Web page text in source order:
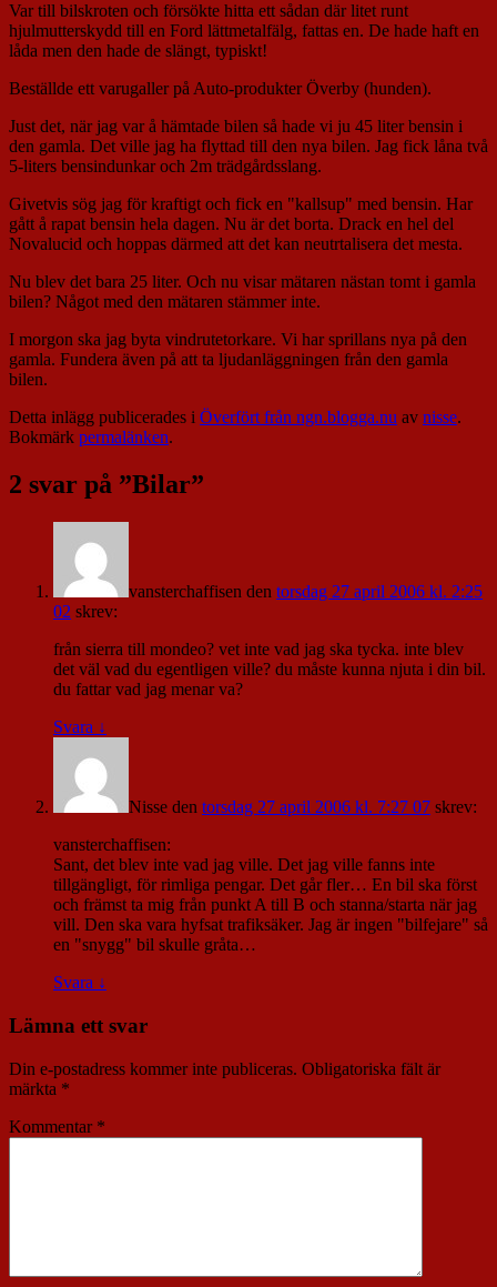
Var till bilskroten och försökte hitta ett sådan där litet runt
hjulmutterskydd till en Ford lättmetalfälg, fattas en. De hade haft en
låda men den hade de slängt, typiskt!
Beställde ett varugaller på Auto-produkter Överby (hunden).
Just det, när jag var å hämtade bilen så hade vi ju 45 liter bensin i
den gamla. Det ville jag ha flyttad till den nya bilen. Jag fick låna två
5-liters bensindunkar och 2m trädgårdsslang.
Givetvis sög jag för kraftigt och fick en "kallsup" med bensin. Har
gått å rapat bensin hela dagen. Nu är det borta. Drack en hel del
Novalucid och hoppas därmed att det kan neutrtalisera det mesta.
Nu blev det bara 25 liter. Och nu visar mätaren nästan tomt i gamla
bilen? Något med den mätaren stämmer inte.
I morgon ska jag byta vindrutetorkare. Vi har sprillans nya på den
gamla. Fundera även på att ta ljudanläggningen från den gamla
bilen.
Detta inlägg publicerades i Överfört från ngn.blogga.nu av nisse.
Bokmärk permalänken.
2 svar på ”Bilar”
vansterchaffisen den torsdag 27 april 2006 kl. 2:25
02 skrev:
från sierra till mondeo? vet inte vad jag ska tycka. inte blev
det väl vad du egentligen ville? du måste kunna njuta i din bil.
du fattar vad jag menar va?
Svara ↓
Nisse den torsdag 27 april 2006 kl. 7:27 07 skrev:
vansterchaffisen:
Sant, det blev inte vad jag ville. Det jag ville fanns inte
tillgängligt, för rimliga pengar. Det går fler… En bil ska först
och främst ta mig från punkt A till B och stanna/starta när jag
vill. Den ska vara hyfsat trafiksäker. Jag är ingen "bilfejare" så
en "snygg" bil skulle gråta…
Svara ↓
Lämna ett svar
Din e-postadress kommer inte publiceras. Obligatoriska fält är
märkta *
Kommentar *